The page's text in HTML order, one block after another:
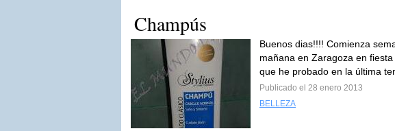
Champús
Buenos dias!!!! Comienza
mañana en Zaragoza en
que he probado en la última
Publicado el 28 enero 2013
BELLEZA